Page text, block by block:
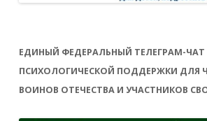
ЕДИНЫЙ ФЕДЕРАЛЬНЫЙ ТЕЛЕГРАМ-
ПСИХОЛОГИЧЕСКОЙ ПОДДЕРЖКИ ДЛЯ
ВОИНОВ ОТЕЧЕСТВА И УЧАСТНИКОВ